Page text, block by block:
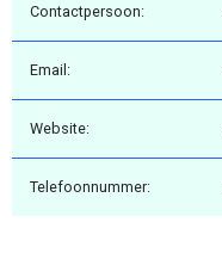
Contactpersoon:
Email:
Website:
Telefoonnummer: